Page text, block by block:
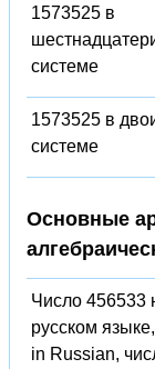
1573525 в
системе
1573525 в
системе
Основные
Число 456533
русском
in Russian,